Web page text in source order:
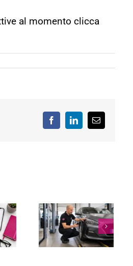
al momento clicca
FacebookLinkedInEmail
OGNI
QUANTO
FARLA,
COSTO,